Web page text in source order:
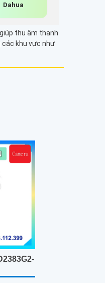
Dahua
thu âm thanh
các khu vực như